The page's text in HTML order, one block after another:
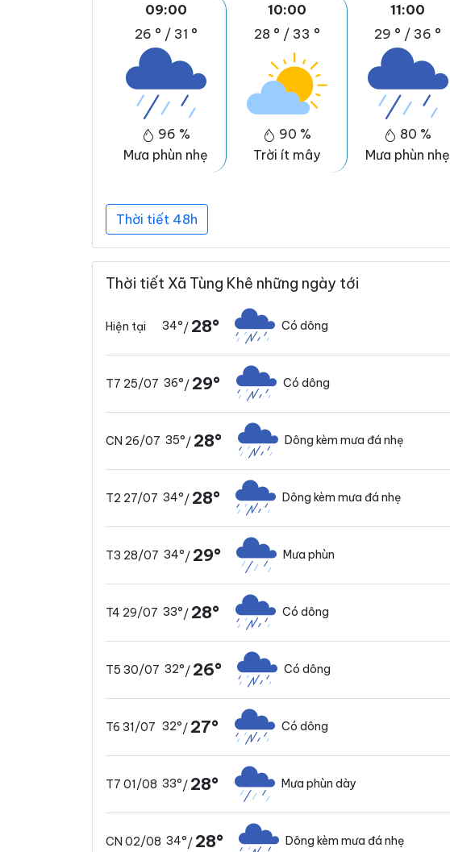
09:00
26 ° / 31 °
96 %
Mưa phùn nhẹ
10:00
28 ° / 33 °
90 %
Trời ít mây
11:00
29 ° / 36 °
80 %
Mưa phùn nhẹ
Thời tiết 48h
Thời tiết Xã Tùng Khê những ngày tới
Hiện tại 34°/ 28° Có dông
T7 25/07 36°/ 29° Có dông
CN 26/07 35°/ 28° Dông kèm mưa đá nhẹ
T2 27/07 34°/ 28° Dông kèm mưa đá nhẹ
T3 28/07 34°/ 29° Mưa phùn
T4 29/07 33°/ 28° Có dông
T5 30/07 32°/ 26° Có dông
T6 31/07 32°/ 27° Có dông
T7 01/08 33°/ 28° Mưa phùn dày
CN 02/08 34°/ 28° Dông kèm mưa đá nhẹ